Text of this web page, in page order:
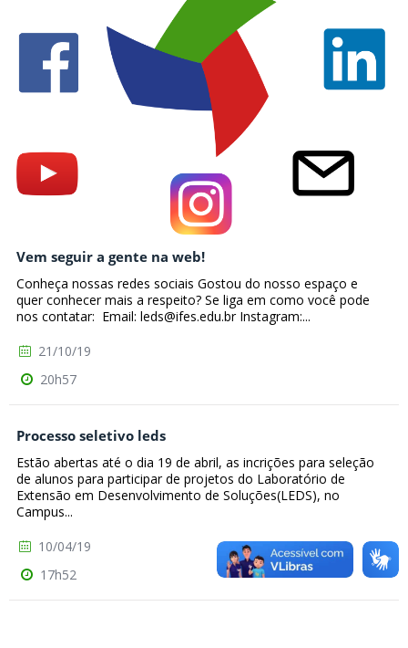
Vem seguir a gente na web!
Conheça nossas redes sociais Gostou do nosso espaço e
quer conhecer mais a respeito? Se liga em como você pode
nos contatar: Email: leds@ifes.edu.br Instagram:...
21/10/19
20h57
Processo seletivo leds
Estão abertas até o dia 19 de abril, as incrições para seleção
de alunos para participar de projetos do Laboratório de
Extensão em Desenvolvimento de Soluções(LEDS), no
Campus...
10/04/19
17h52